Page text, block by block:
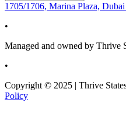
1705/1706, Marina Plaza,
•
Managed and owned by Thrive
•
Copyright © 2025 | Thrive
Policy